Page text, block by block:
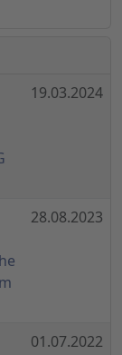
19.03.2024
28.08.2023
01.07.2022